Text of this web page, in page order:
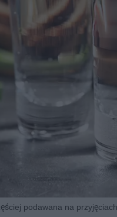
podawana na przyjęciach